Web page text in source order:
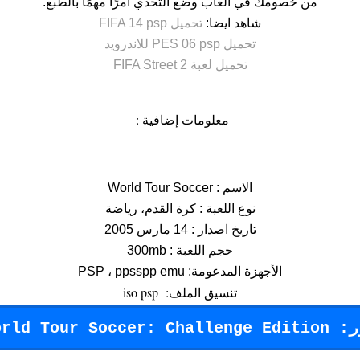
شاهد ايضا: تحميل FIFA 14 psp
تحميل PES 06 psp للاندرويد
تحميل لعبة FIFA Street 2
معلومات إضافية :
الاسم : World Tour Soccer
نوع اللعبة : كرة القدم، رياضة
تاريخ اصدار : 14 مارس 2005
حجم اللعبة : 300mb
الأجهزة المدعومة: PSP ، ppsspp emu
تنسيق الملف: iso psp
Tour Soccer: Challenge Edition